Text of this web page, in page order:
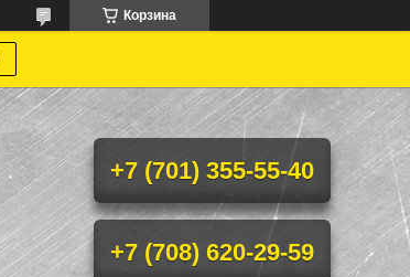
Корзина
+7 (701) 355-55-40
+7 (708) 620-29-59